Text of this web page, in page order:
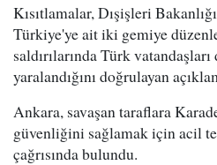
Kısıtlamalar, Dışişleri
Türkiye'ye ait iki gemiye
saldırılarında Türk
yaralandığını doğrulayan
Ankara, savaşan taraflara
güvenliğini sağlamak için acil
çağrısında bulundu.